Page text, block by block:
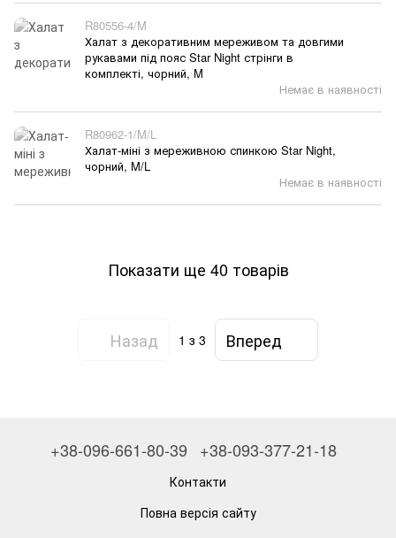
R80556-4/M
Халат з декоративним мереживом та довгими
рукавами під пояс Star Night стрінги в
комплекті, чорний, M
Немає в наявності
R80962-1/M/L
Халат-міні з мереживною спинкою Star Night,
чорний, M/L
Немає в наявності
Показати ще 40 товарів
Назад 1 з 3 Вперед
+38-096-661-80-39 +38-093-377-21-18
Контакти
Повна версія сайту